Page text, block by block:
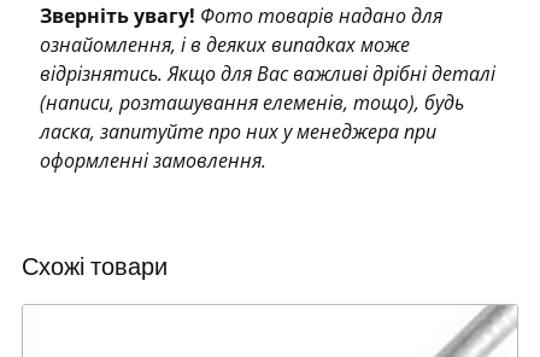
Зверніть увагу! Фото товарів надано для
ознайомлення, і в деяких випадках може
відрізнятись. Якщо для Вас важливі дрібні деталі
(написи, розташування елеменів, тощо), будь
ласка, запитуйте про них у менеджера при
оформленні замовлення.
Схожі товари